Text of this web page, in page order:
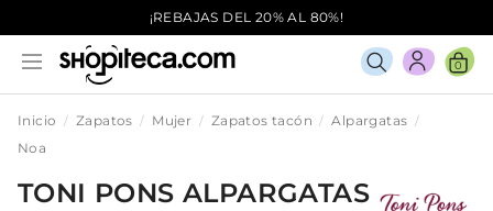
¡REBAJAS DEL 20% AL 80%!
0
Inicio Zapatos Mujer Zapatos tacón
Alpargatas
Noa
TONI PONS ALPARGATAS